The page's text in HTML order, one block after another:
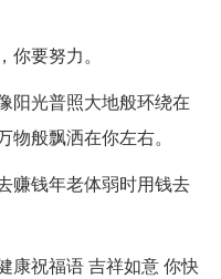
要努力。
阳光普照大地般环绕在
般飘洒在你左右。
赚钱年老体弱时用钱去
康祝福语 吉祥如意 你快